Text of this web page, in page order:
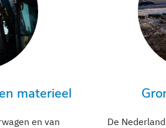
materieel
en van
De